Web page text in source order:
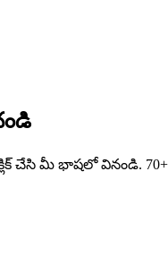
చేసి మీ భాషలో వినండి.